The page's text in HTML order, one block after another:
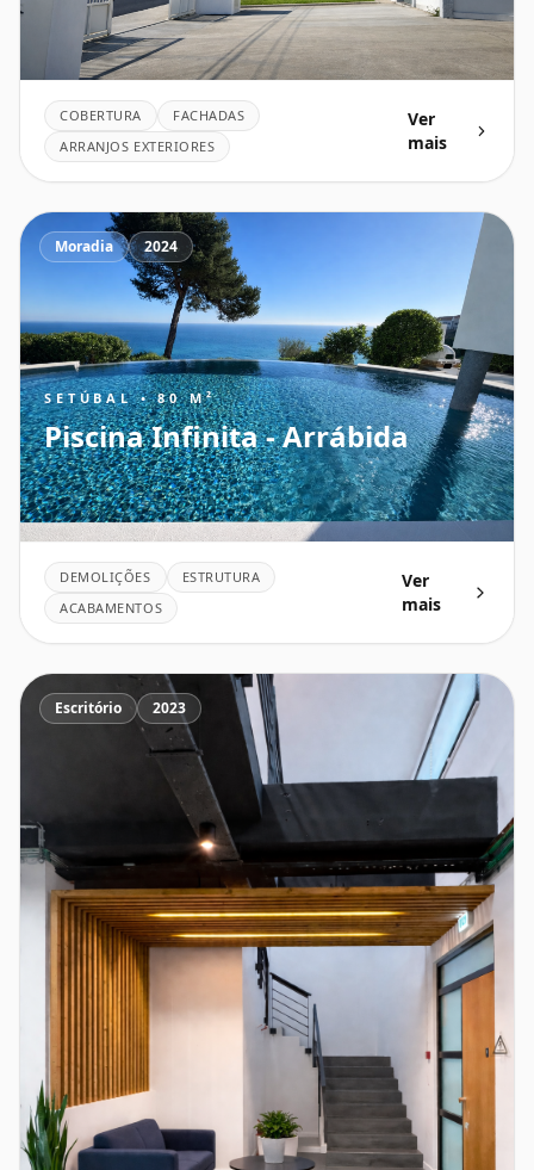
COBERTURA
FACHADAS
ARRANJOS EXTERIORES
Ver
mais
Moradia 2024
SETÚBAL • 80 M²
Piscina Infinita - Arrábida
DEMOLIÇÕES
ESTRUTURA
ACABAMENTOS
Ver
mais
Escritório 2023